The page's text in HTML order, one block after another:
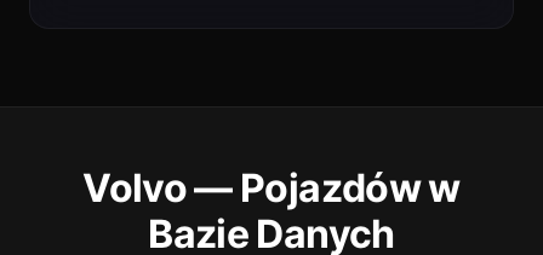
Volvo — Pojazdów w
Bazie Danych